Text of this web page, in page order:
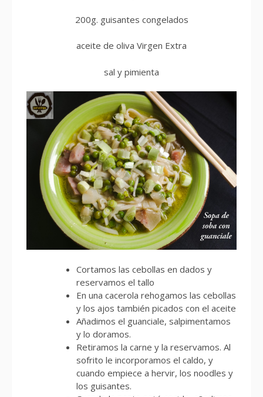
200g. guisantes congelados
aceite de oliva Virgen Extra
sal y pimienta
Cortamos las cebollas en dados y
reservamos el tallo
En una cacerola rehogamos las cebollas
y los ajos también picados con el aceite
Añadimos el guanciale, salpimentamos
y lo doramos.
Retiramos la carne y la reservamos. Al
sofrito le incorporamos el caldo, y
cuando empiece a hervir, los noodles y
los guisantes.